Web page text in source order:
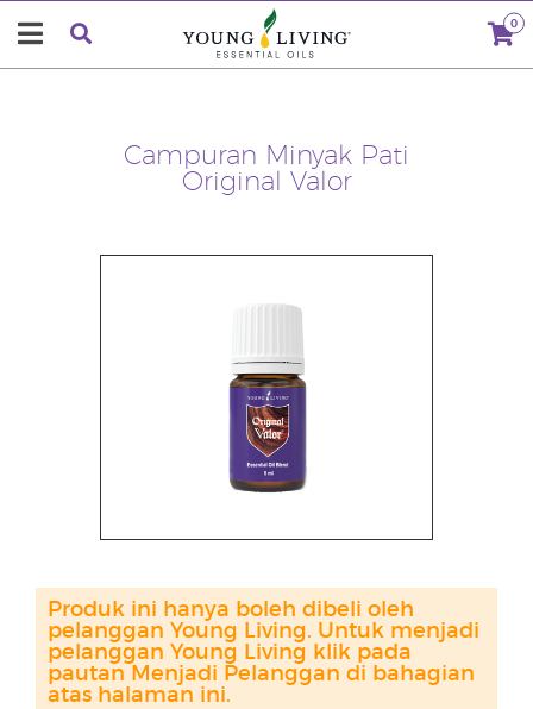
0
Campuran Minyak Pati
Original Valor
Produk ini hanya boleh dibeli oleh
pelanggan Young Living. Untuk menjadi
pelanggan Young Living klik pada
pautan Menjadi Pelanggan di bahagian
atas halaman ini.